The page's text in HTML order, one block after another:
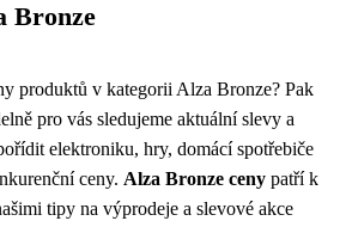
Bronze
produktů v kategorii Alza Bronze? Pak
pro vás sledujeme aktuální slevy a
elektroniku, hry, domácí spotřebiče
ceny. Alza Bronze ceny patří k
tipy na výprodeje a slevové akce